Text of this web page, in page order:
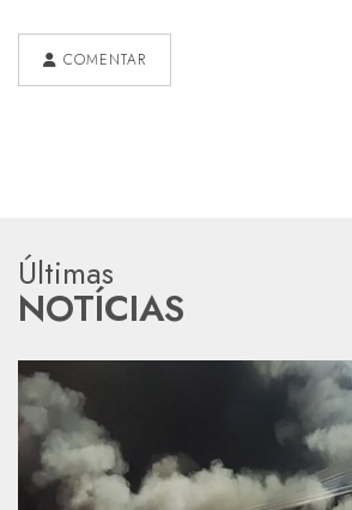
COMENTAR
Últimas
NOTÍCIAS